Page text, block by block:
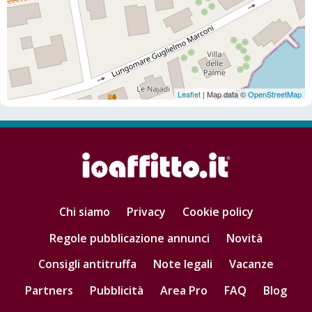
Leaflet | Map data ©OpenStreetMap
Chi siamo Privacy
Cookie policy
Regole pubblicazione annunci
Novità
Consigli antitruffa
Note legali
Vacanze
Partners
Pubblicità Area Pro FAQ
Blog